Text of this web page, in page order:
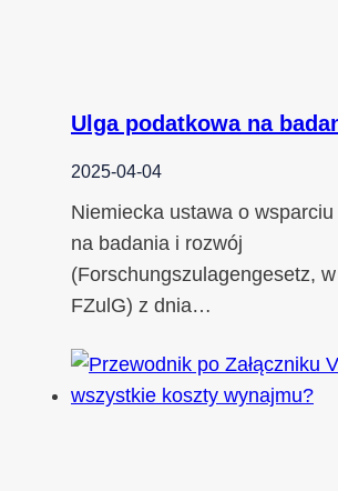
Ulga podatkowa na
2025-04-04
Niemiecka ustawa o
na badania i rozwój
(Forschungszulagengesetz,
FZulG) z dnia…